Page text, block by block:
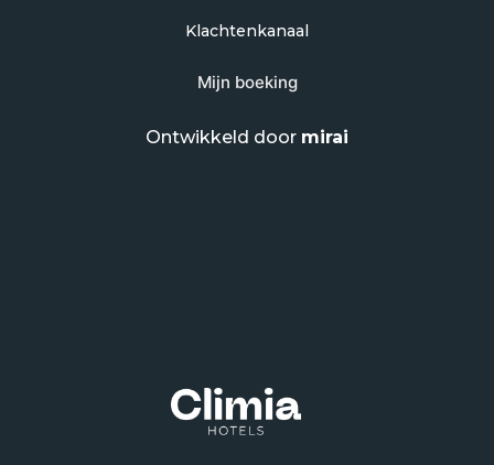
Klachtenkanaal
Mijn boeking
Ontwikkeld door mirai